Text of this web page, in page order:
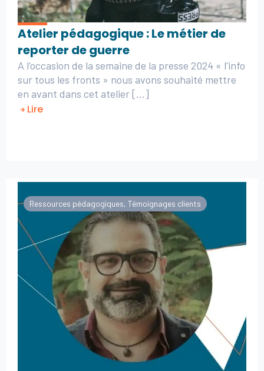
Atelier pédagogique : Le métier de
reporter de guerre
A l’occasion de la semaine de la presse 2024 « l’info
sur tous les fronts » nous avons souhaité mettre
en avant dans cet atelier [...]
Lire
Ressources pédagogiques, Témoignages clients